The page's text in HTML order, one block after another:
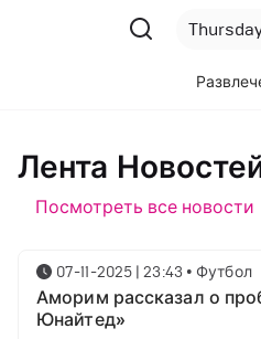
Лента
Посмотреть все новости
07-11-2025 | 23:43 • Футбол
Аморим рассказал о
Юнайтед»